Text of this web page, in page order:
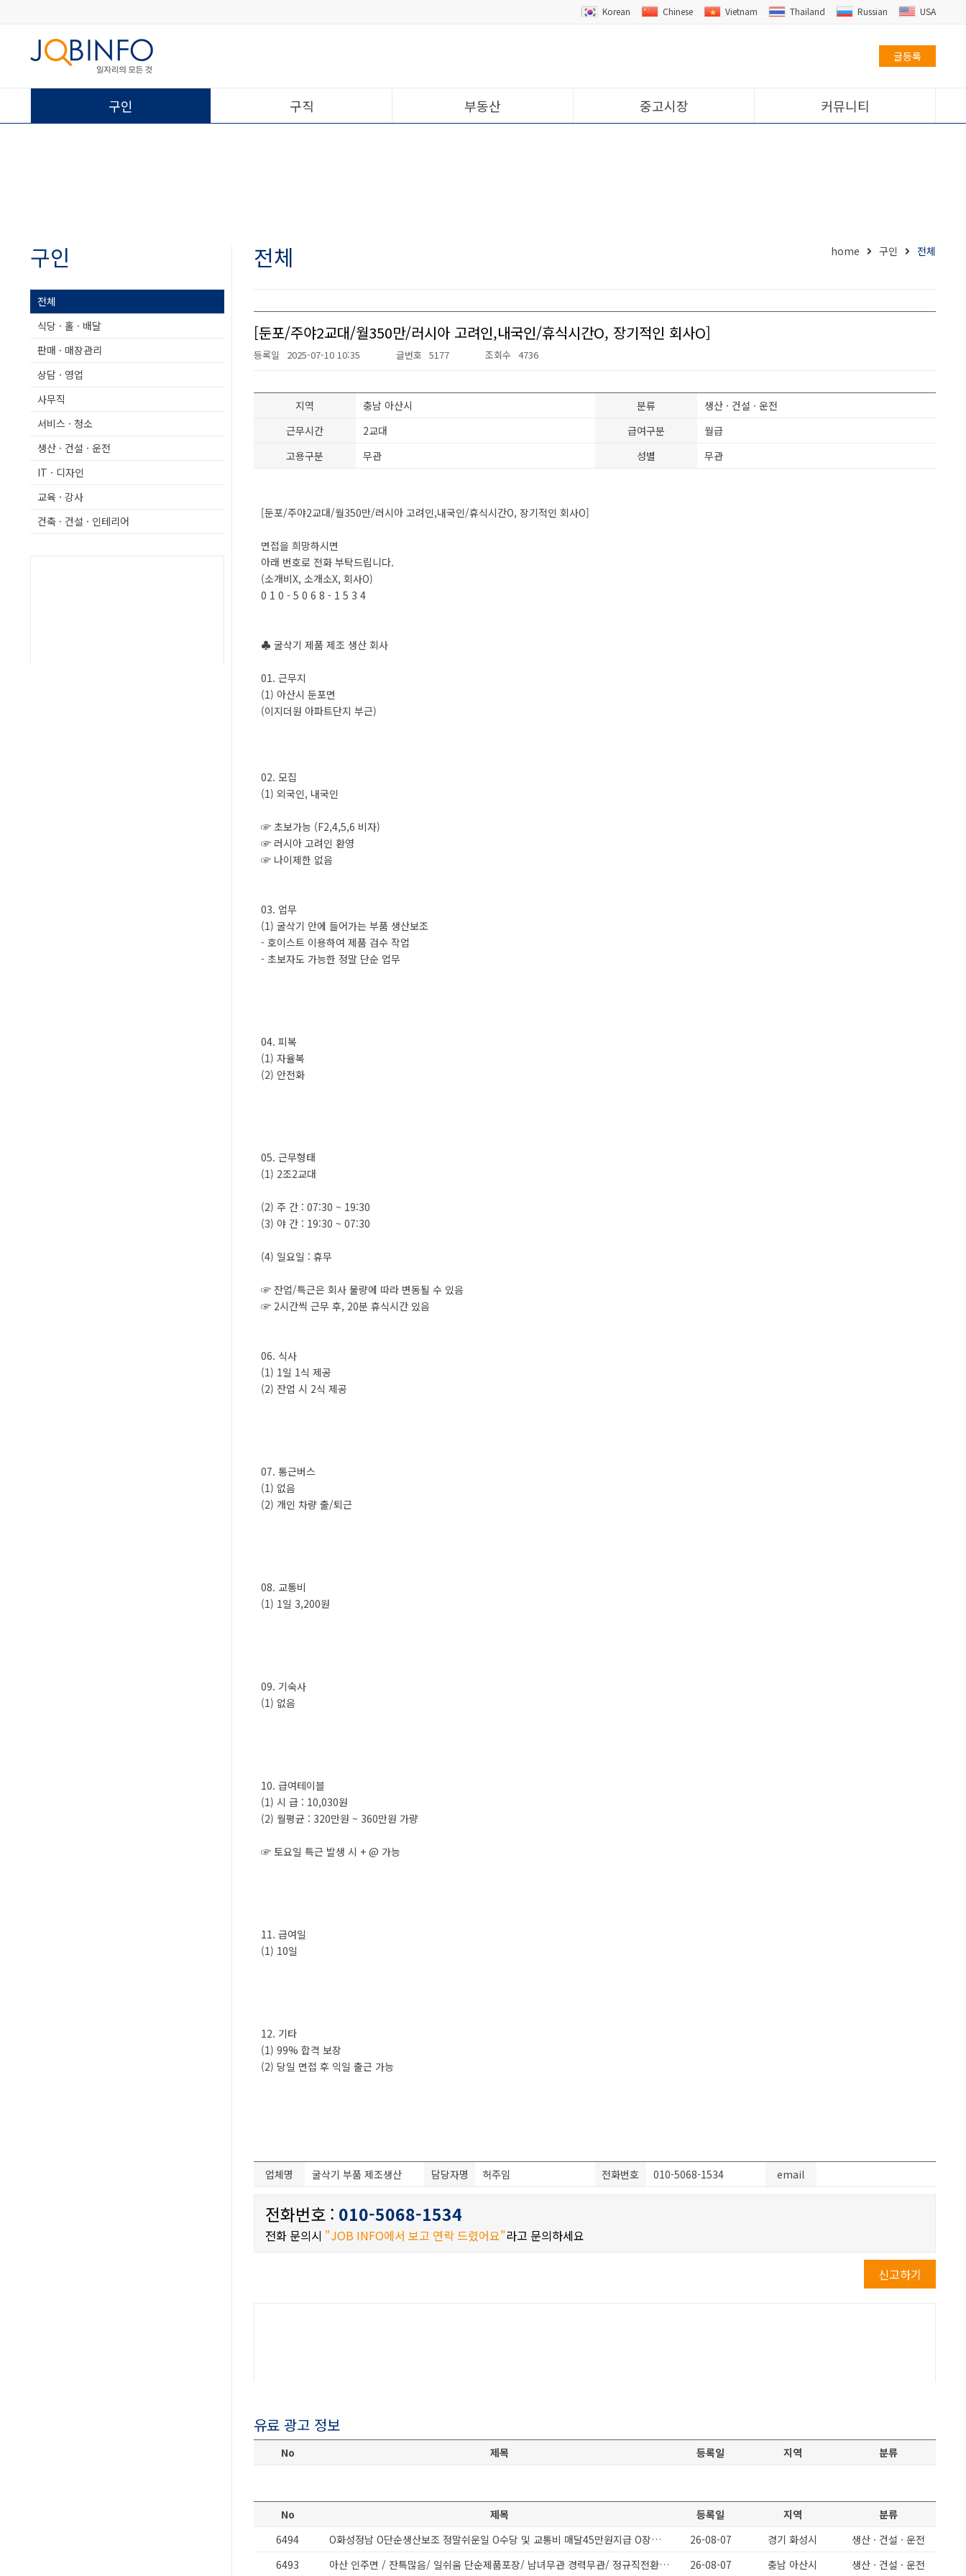
Korean Chinese Vietnam Thailand Russian USA
글등록
구인 구직 부동산 중고시장 커뮤니티
구인
전체
식당 · 홀 · 배달
판매 · 매장관리
상담 · 영업
사무직
서비스 · 청소
생산 · 건설 · 운전
IT · 디자인
교육 · 강사
건축 · 건설 · 인테리어
전체 home 구인 전체
[둔포/주야2교대/월350만/러시아 고려인,내국인/휴식시간O, 장기적인 회사O]
등록일 2025-07-10 10:35 글번호 5177 조회수 4736
지역 충남 아산시 분류
생산 · 건설 · 운전
근무시간
2교대 급여구분
월급
고용구분
무관 성별 무관
[둔포/주야2교대/월350만/러시아 고려인,내국인/휴식시간O, 장기적인 회사O]
면접을 희망하시면
아래 번호로 전화 부탁드립니다.
(소개비X, 소개소X, 회사O)
0 1 0 - 5 0 6 8 - 1 5 3 4
♣ 굴삭기 제품 제조 생산 회사
01. 근무지
(1) 아산시 둔포면
(이지더원 아파트단지 부근)
02. 모집
(1) 외국인, 내국인
☞ 초보가능 (F2,4,5,6 비자)
☞ 러시아 고려인 환영
☞ 나이제한 없음
03. 업무
(1) 굴삭기 안에 들어가는 부품 생산보조
- 호이스트 이용하여 제품 검수 작업
- 초보자도 가능한 정말 단순 업무
04. 피복
(1) 자율복
(2) 안전화
05. 근무형태
(1) 2조2교대
(2) 주 간 : 07:30 ~ 19:30
(3) 야 간 : 19:30 ~ 07:30
(4) 일요일 : 휴무
☞ 잔업/특근은 회사 물량에 따라 변동될 수 있음
☞ 2시간씩 근무 후, 20분 휴식시간 있음
06. 식사
(1) 1일 1식 제공
(2) 잔업 시 2식 제공
07. 통근버스
(1) 없음
(2) 개인 차량 출/퇴근
08. 교통비
(1) 1일 3,200원
09. 기숙사
(1) 없음
10. 급여테이블
(1) 시 급 : 10,030원
(2) 월평균 : 320만원 ~ 360만원 가량
☞ 토요일 특근 발생 시 + @ 가능
11. 급여일
(1) 10일
12. 기타
(1) 99% 합격 보장
(2) 당일 면접 후 익일 출근 가능
업체명 굴삭기 부품 제조생산 담당자명 허주임 전화번호 010-5068-1534 email
전화번호 : 010-5068-1534
전화 문의시 "JOB INFO에서 보고 연락 드렸어요"라고 문의하세요
신고하기
유료 광고 정보
No 제목 등록일 지역 분류
No 제목 등록일 지역
분류
6494
O화성정남 O단순생산보조 정말쉬운일 O수당 및 교통비 매달45만원지급 O장기근무자 모집 26-08-07 경기 화성시
생산 · 건설 · 운전
6493
아산 인주면 / 잔특많음/ 일쉬움 단순제품포장/ 남녀무관 경력무관/ 정규직전환가능 26-08-07 충남 아산시 생산 · 건설 · 운전